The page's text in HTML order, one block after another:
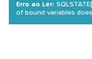
Erro ao Ler:
of bound variables